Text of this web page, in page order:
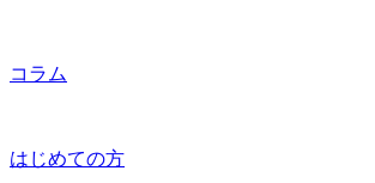
コラム
はじめての方